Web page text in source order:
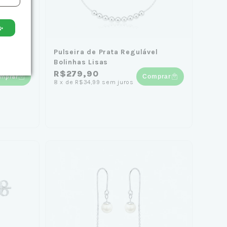
Pulseira de Prata Regulável
Bolinhas Lisas
R$279,90
8 x de R$34,99 sem juros
Comprar